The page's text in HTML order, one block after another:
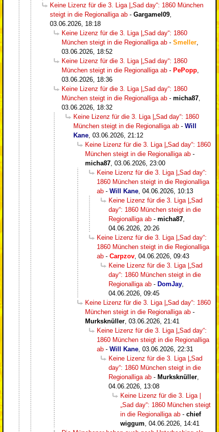
Keine Lizenz für die 3. Liga |„Sad day“: 1860 München
steigt in die Regionalliga ab - Gargamel09
03.06.2026, 18:18
Keine Lizenz für die 3. Liga |„Sad day“: 1860
München steigt in die Regionalliga ab - Smeller
03.06.2026, 18:52
Keine Lizenz für die 3. Liga |„Sad day“: 1860
München steigt in die Regionalliga ab - PePopp
03.06.2026, 18:36
Keine Lizenz für die 3. Liga |„Sad day“: 1860
München steigt in die Regionalliga ab - micha87
03.06.2026, 18:32
Keine Lizenz für die 3. Liga |„Sad day“: 1860
München steigt in die Regionalliga ab - Will
Kane 03.06.2026, 21:12
Keine Lizenz für die 3. Liga |„Sad day“: 1860
München steigt in die Regionalliga ab -
micha87 03.06.2026, 23:00
Keine Lizenz für die 3. Liga |„Sad day“:
1860 München steigt in die Regionalliga
ab - Will Kane 04.06.2026, 10:13
Keine Lizenz für die 3. Liga |„Sad
day“: 1860 München steigt in die
Regionalliga ab - micha87
04.06.2026, 20:26
Keine Lizenz für die 3. Liga |„Sad day“:
1860 München steigt in die Regionalliga
ab - Carpzov 04.06.2026, 09:43
Keine Lizenz für die 3. Liga |„Sad
day“: 1860 München steigt in die
Regionalliga ab - DomJay
04.06.2026, 09:45
Keine Lizenz für die 3. Liga |„Sad day“: 1860
München steigt in die Regionalliga ab -
Murksknüller 03.06.2026, 21:41
Keine Lizenz für die 3. Liga |„Sad day“:
1860 München steigt in die Regionalliga
ab - Will Kane 03.06.2026, 22:31
Keine Lizenz für die 3. Liga |„Sad
day“: 1860 München steigt in die
Regionalliga ab - Murksknüller
04.06.2026, 13:08
Keine Lizenz für die 3. Liga |
„Sad day“: 1860 München steigt
in die Regionalliga ab - chief
wiggum 04.06.2026, 14:41